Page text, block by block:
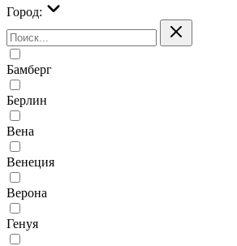
Город:
Бамберг
Берлин
Вена
Венеция
Верона
Генуя